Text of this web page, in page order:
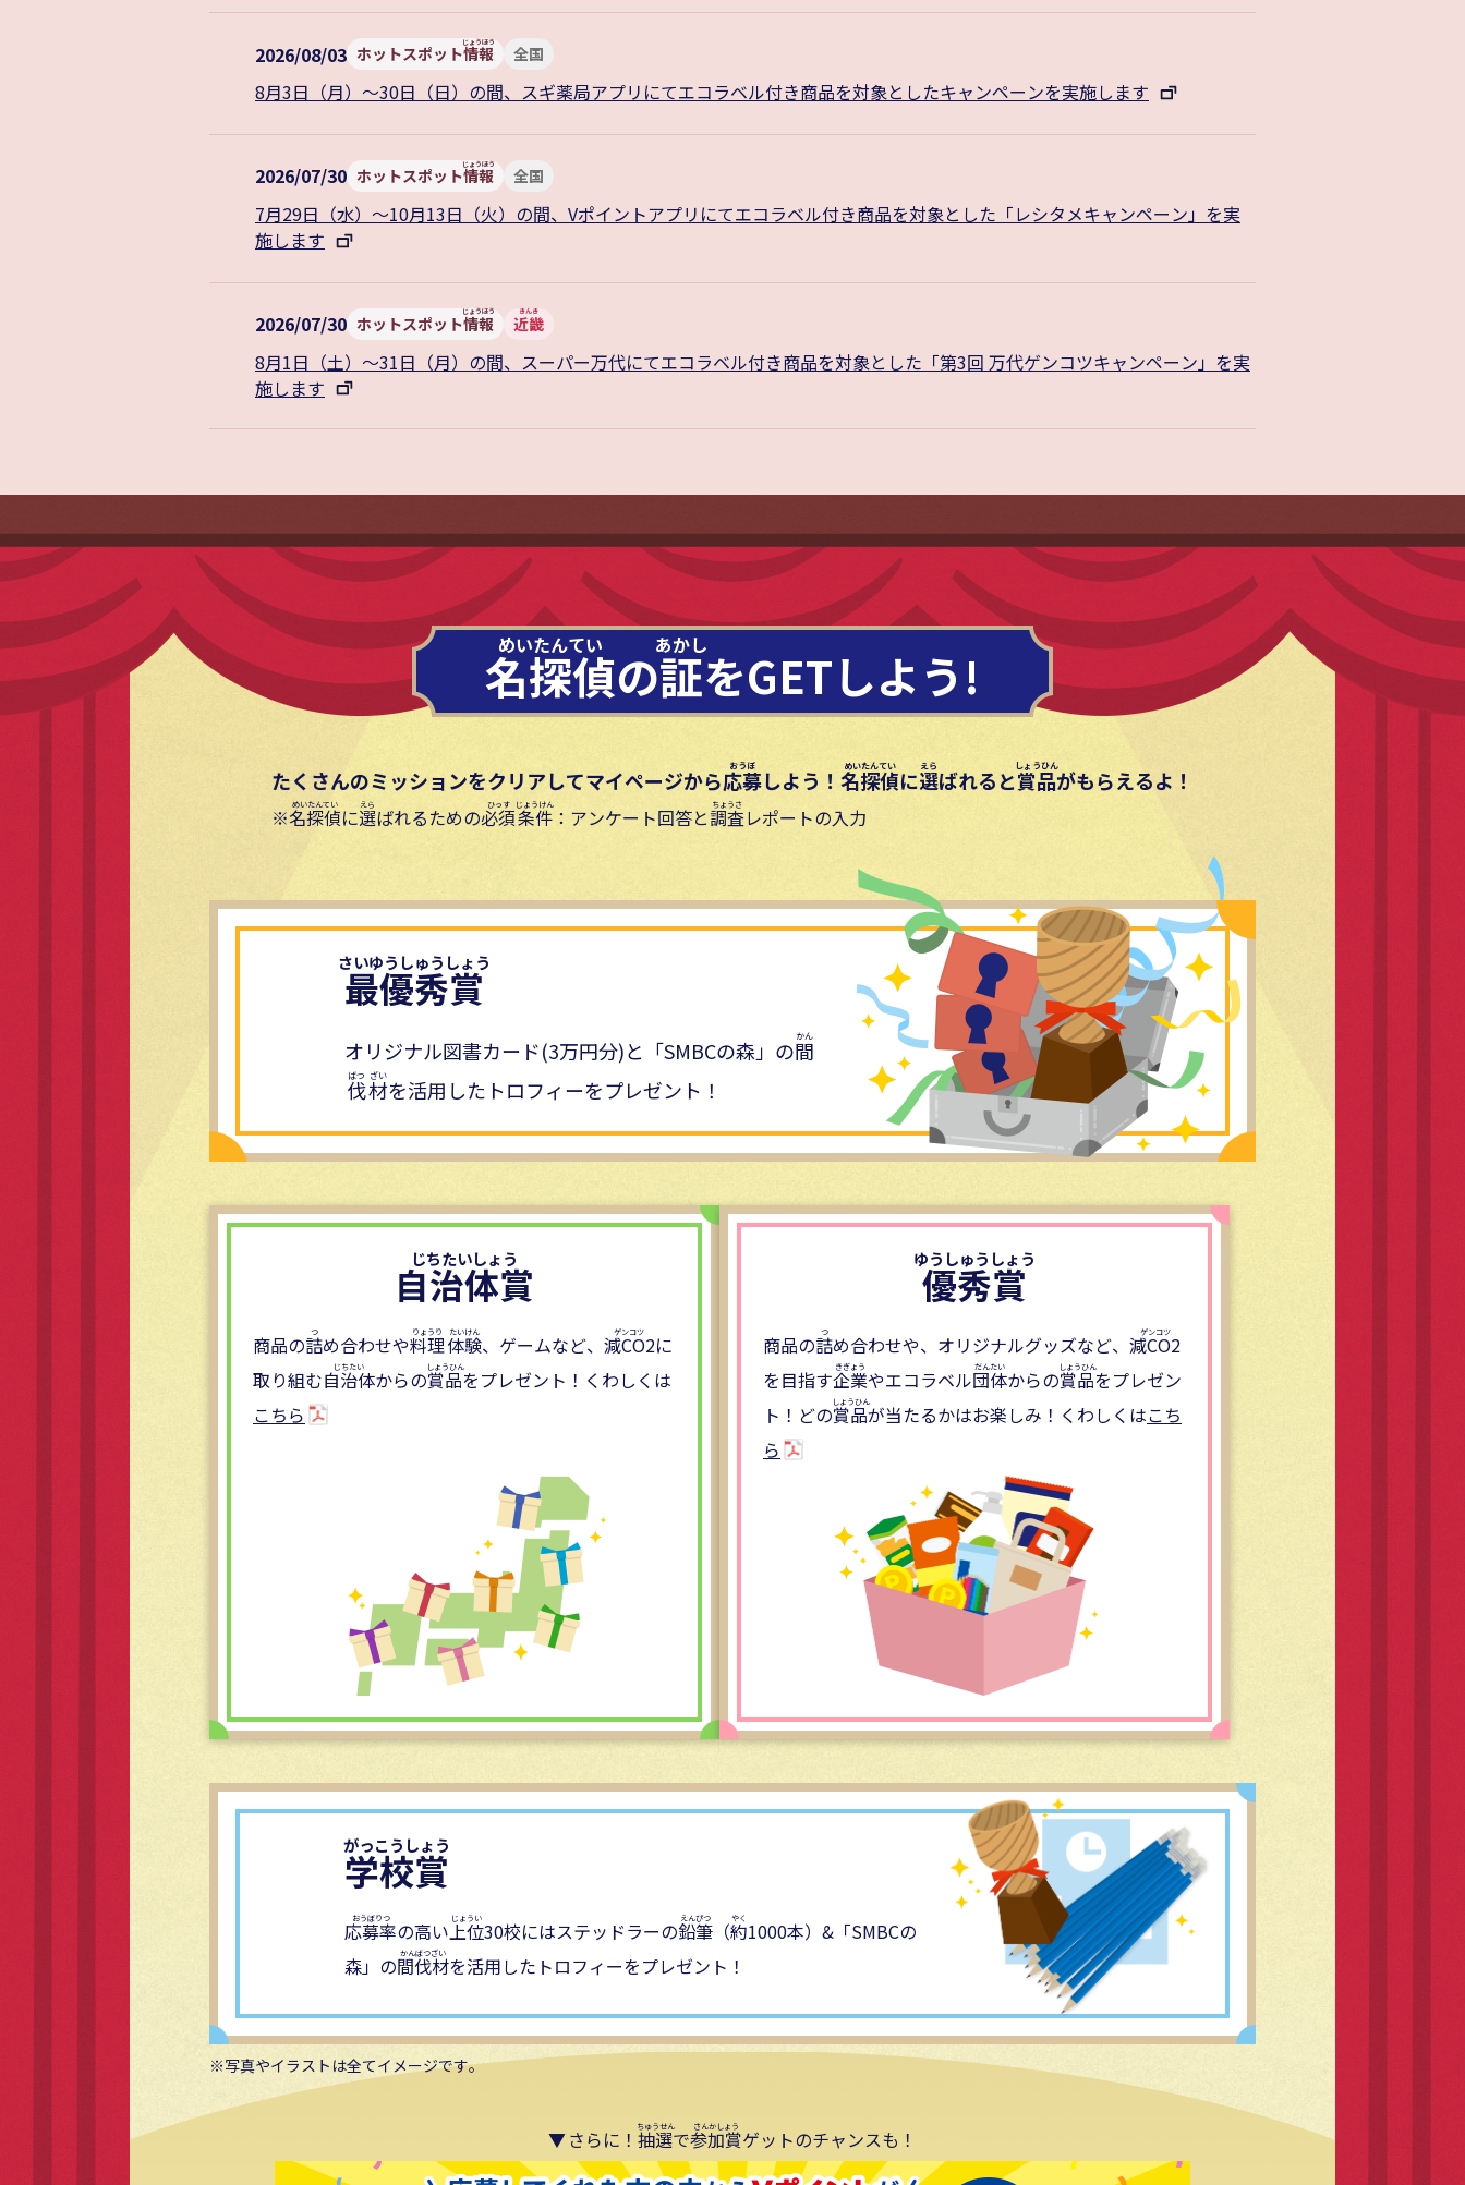
2026/08/03 ホットスポット情報 全国
8月3日（月）～30日（日）の間、スギ薬局アプリにてエコラベル付き商品を対象としたキャンペーンを実施します
2026/07/30 ホットスポット情報 全国
7月29日（水）～10月13日（火）の間、Vポイントアプリにてエコラベル付き商品を対象とした「レシタメキャンペーン」を実
施します
2026/07/30 ホットスポット情報 近畿
8月1日（土）～31日（月）の間、スーパー万代にてエコラベル付き商品を対象とした「第3回 万代ゲンコツキャンペーン」を実
施します
名探偵の証をGETしよう!
たくさんのミッションをクリアしてマイページから応募しよう！ 名探偵に選ばれると賞品がもらえるよ！
名探偵に選ばれるための必須条件：アンケート回答と調査レポートの入力
最優秀賞
オリジナル図書カード(3万円分)と「SMBCの森」の間
伐材を活用したトロフィーをプレゼント！
自治体賞
商品の詰め合わせや料理体験、ゲームなど、 減CO2に
取り組む自治体からの賞品をプレゼント！くわしくは
こちら
優秀賞
商品の詰め合わせや、オリジナルグッズなど、 減CO2
を目指す企業やエコラベル団体からの賞品をプレゼン
ト！どの賞品が当たるかはお楽しみ！くわしくはこち
ら
学校賞
応募率の高い上位30校にはステッドラーの鉛筆 （約1000本）&「SMBCの
森」の間伐材を活用したトロフィーをプレゼント！
写真やイラストは全てイメージです。
さらに！ 抽選で参加賞ゲットのチャンスも！